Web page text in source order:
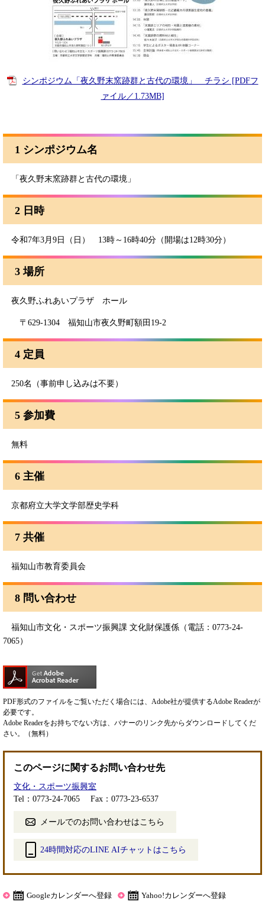
シンポジウム「夜久野末窯跡群と古代の環境」 チラシ [PDFフ
ァイル／1.73MB]
1 シンポジウム名
「夜久野末窯跡群と古代の環境」
2 日時
令和7年3月9日（日） 13時～16時40分（開場は12時30分）
3 場所
夜久野ふれあいプラザ ホール
〒629-1304 福知山市夜久野町額田19-2
4 定員
250名（事前申し込みは不要）
5 参加費
無料
6 主催
京都府立大学文学部歴史学科
7 共催
福知山市教育委員会
8 問い合わせ
福知山市文化・スポーツ振興課 文化財保護係（電話：0773-24-
7065）
PDF形式のファイルをご覧いただく場合には、Adobe社が提供するAdobe Readerが
必要です。
Adobe Readerをお持ちでない方は、バナーのリンク先からダウンロードしてくだ
さい。（無料）
このページに関するお問い合わせ先
文化・スポーツ振興室
Tel：0773-24-7065
Fax：0773-23-6537
メールでのお問い合わせはこちら
24時間対応のLINE AIチャットはこちら
部 Googleカレンダーへ登録 Yahoo!カレンダーへ登録